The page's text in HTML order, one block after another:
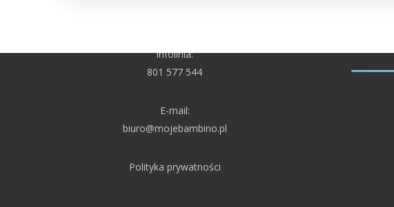
Infolinia:
801 577 544
E-mail:
biuro@mojebambino.pl
Polityka prywatności